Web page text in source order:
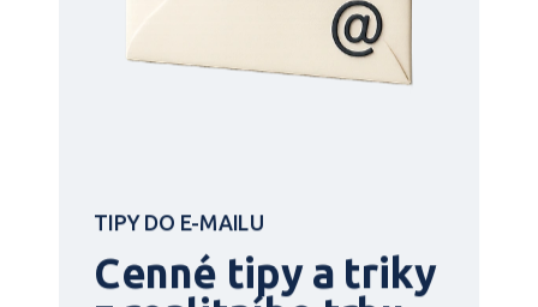
TIPY DO E-MAILU
Cenné tipy a triky